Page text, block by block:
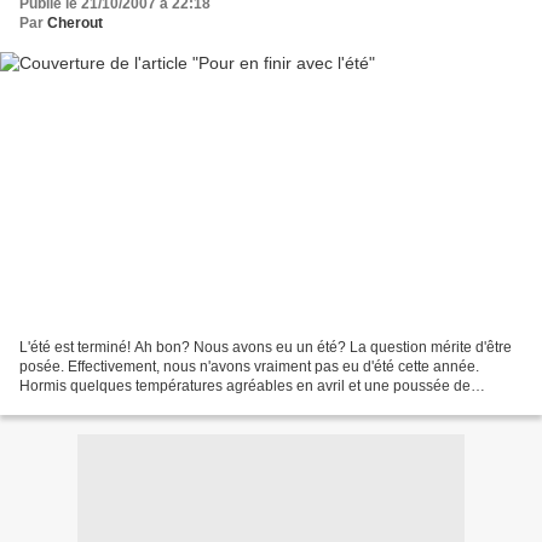
Publié le 21/10/2007 à 22:18
Par Cherout
L'été est terminé! Ah bon? Nous avons eu un été? La question mérite d'être
posée. Effectivement, nous n'avons vraiment pas eu d'été cette année.
Hormis quelques températures agréables en avril et une poussée de